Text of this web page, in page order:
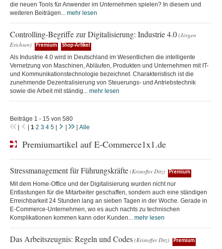
die neuen Tools für Anwender im Unternehmen spielen? In diesem und
weiteren Beiträgen... mehr lesen
Controlling-Begriffe zur Digitalisierung: Industrie 4.0 (Jörgen
Erichsen)
Premium Shop-Artikel
Als Industrie 4.0 wird in Deutschland im Wesentlichen die intelligente
Vernetzung von Maschinen, Abläufen, Produkten und Unternehmen mit IT-
und Kommunikationstechnologie bezeichnet. Charakteristisch ist die
zunehmende Dezentralisierung von Steuerungs- und Antriebstechnik
sowie die Arbeit mit ständig... mehr lesen
Beiträge 1 - 15 von 580
1 2 3 4 5 Alle
Premiumartikel auf E-Commerce1x1.de
Stressmanagement für Führungskräfte (Kristoffer Ditz) Premium
Mit dem Home-Office und der Digitalisierung wurden nicht nur
Entlastungen für die Mitarbeiter geschaffen, sondern auch eine ständigen
Erreichbarkeit 24 Stunden lang an sieben Tagen in der Woche. Gerade in
E-Commerce-Unternehmen, wo es auch nachts zu technischen
Komplikationen kommen kann oder Kunden... mehr lesen
Das Arbeitszeugnis: Regeln und Codes (Kristoffer Ditz) Premium